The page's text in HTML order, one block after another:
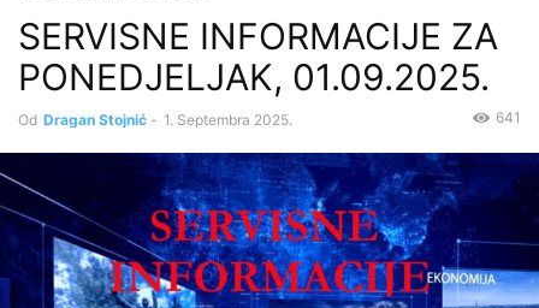
SERVISNE INFORMACIJE ZA
PONEDJELJAK, 01.09.2025.
Od Dragan Stojnić - 1. Septembra 2025. 641